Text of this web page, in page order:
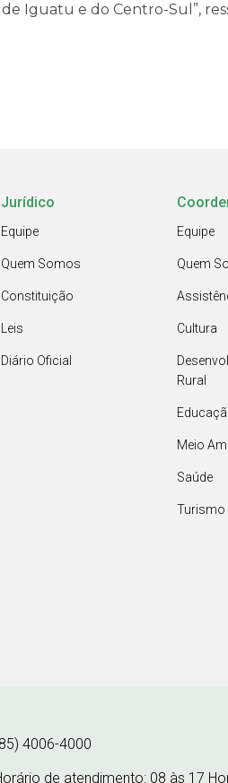
Iguatu e do Centro-Sul”,
Jurídico
Equipe
Quem Somos
Constituição
Leis
Diário Oficial
Equipe
Quem
Cultura
Rural
Meio
Saúde
Turismo
4006-4000
de atendimento: 08 às 17